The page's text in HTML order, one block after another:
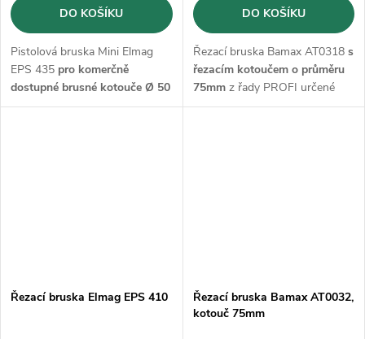
DO KOŠÍKU
Pistolová bruska Mini Elmag
EPS 435 pro komerčně
dostupné brusné kotouče Ø 50
mm (3M, Pferd)
DO KOŠÍKU
Řezací bruska Bamax AT0318s
řezacím kotoučem o průměru
75mmz řady PROFI určené
pro průmysl
Řezací bruska Elmag EPS 410
Řezací bruska Bamax AT0032,
kotouč 75mm